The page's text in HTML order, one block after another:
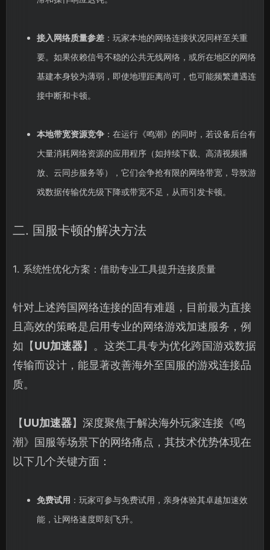
接入网络质量参差：玩家本地的网络连接状况同样至关重
要。如果依赖信号不稳的公共无线网络，或所在地区的网络
基建本身较为薄弱，即使地理距离尚可，也可能频繁遭遇连
接中断和卡顿。
本地带宽资源竞争：在运行《鸣潮》的同时，若设备后台有
大量消耗网络资源的应用程序（如持续下载、高清视频播
放、云同步服务等），它们会争抢有限的网络带宽，导致游
戏数据传输优先级下降或带宽不足，从而引发卡顿。
二. 国服卡顿的解决方法
1. 系统性优化方案：借助专业工具提升连接质量
针对上述跨国网络连接的固有难题，目前最为直接
且高效的策略是启用专业的网络游戏加速服务，例
如【UU加速器】。这类工具专为优化跨国游戏数据
传输而设计，能显著改善海外至国服的游戏连接品
质。
【UU加速器】深度聚焦于解决海外玩家连接《鸣
潮》国服等场景下的网络痛点，其技术优势体现在
以下几个关键方面：
免费试用 ：玩家可参与免费试用，亲身体验其卓越加速效
能，让网络速度即刻飞升。